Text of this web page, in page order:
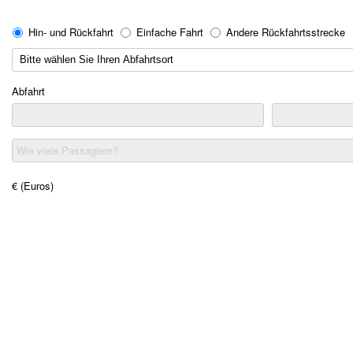
Hin- und Rückfahrt Einfache Fahrt Andere Rückfahrtsstrecke
Abfahrt
Wie viele Passagiere?
€ (Euros)